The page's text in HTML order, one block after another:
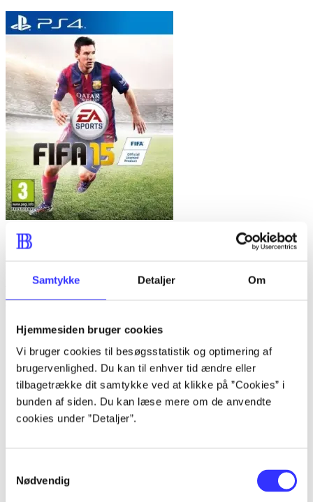
Samtykke Detaljer Om
Hjemmesiden bruger cookies
Vi bruger cookies til besøgsstatistik og optimering af
brugervenlighed. Du kan til enhver tid ændre eller
tilbagetrække dit samtykke ved at klikke på ”Cookies” i
bunden af siden. Du kan læse mere om de anvendte
cookies under ”Detaljer”.
Nødvendig
FIFA 15
Anmeldelser (6)
Bibliotekernes vurdering
d. 6. nov. 2020
af
af
Martin W Hansen
dyster fartgale gaderacere mod hinanden,